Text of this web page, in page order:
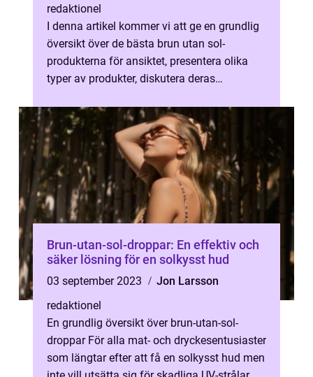
redaktionel
I denna artikel kommer vi att ge en grundlig
översikt över de bästa brun utan sol-
produkterna för ansiktet, presentera olika
typer av produkter, diskutera deras
Brun-utan-sol-droppar: En effektiv och
säker lösning för en solkysst hud
03 september 2023
Jon Larsson
redaktionel
En grundlig översikt över brun-utan-sol-
droppar För alla mat- och dryckesentusiaster
som längtar efter att få en solkysst hud men